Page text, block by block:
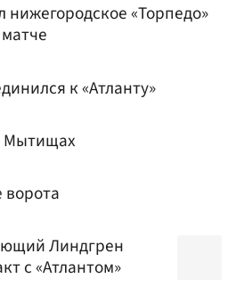
нижегородское «Торпедо»
к «Атланту»
Мытищах
Линдгрен
с «Атлантом»